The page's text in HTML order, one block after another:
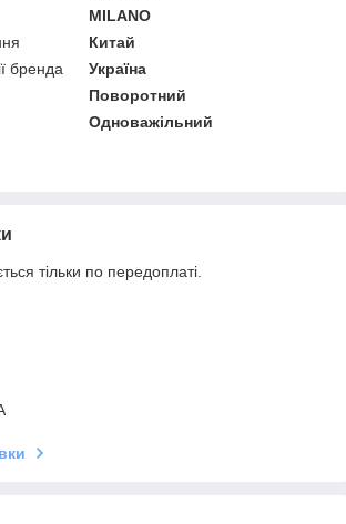
MILANO
Китай
бренда
Україна
Поворотний
Одноважільний
тільки по передоплаті.